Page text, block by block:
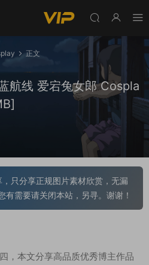
正文
航线 爱宕兔女郎 Cospla
只分享正规图片素材欣赏，无漏
有需要请关闭本站，另寻。谢谢！
，本文分享高品质优秀博主作品